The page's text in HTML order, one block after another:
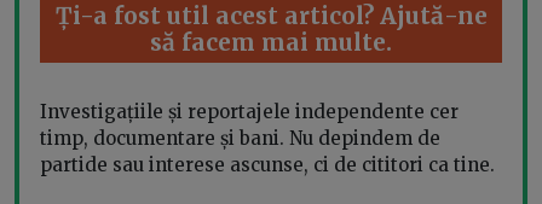
Ți-a fost util acest articol? Ajută-ne
să facem mai multe.
Investigațiile și reportajele independente cer
timp, documentare și bani. Nu depindem de
partide sau interese ascunse, ci de cititori ca tine.